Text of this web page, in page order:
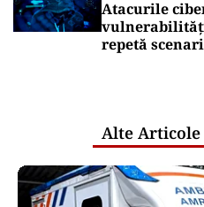
Atacurile
repetă
Alte